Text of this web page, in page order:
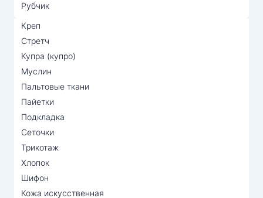
Рубчик
Креп
Стретч
Купра (купро)
Муслин
Пальтовые ткани
Пайетки
Подкладка
Сеточки
Трикотаж
Хлопок
Шифон
Кожа искусственная